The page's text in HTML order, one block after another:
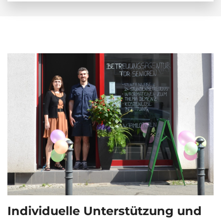
Individuelle Unterstützung und